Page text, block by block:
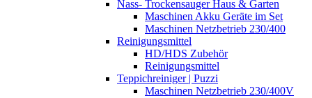
Nass- Trockensauger Haus & Garten
Maschinen Akku Geräte im Set
Maschinen Netzbetrieb 230/400
Reinigungsmittel
HD/HDS Zubehör
Reinigungsmittel
Teppichreiniger | Puzzi
Maschinen Netzbetrieb 230/400V